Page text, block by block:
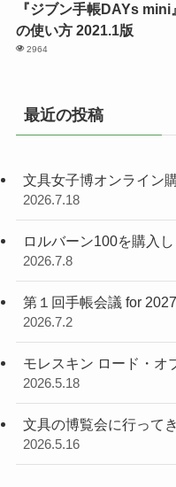
『ジブン手帳DAYs mini』
の使い方 2021.1版
2964
最近の投稿
文具女子博オンライン
2026.7.18
ロルバーン100を購入
2026.7.8
第１回手帳会議 for 2027
2026.7.2
モレスキン ロード・オ
2026.5.18
文具の博覧会に行って
2026.5.16